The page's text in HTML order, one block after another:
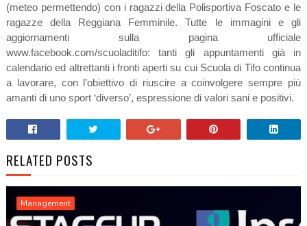
(meteo permettendo) con i ragazzi della Polisportiva Foscato e le
ragazze della Reggiana Femminile. Tutte le immagini e gli
aggiornamenti sulla pagina ufficiale
www.facebook.com/scuoladitifo: tanti gli appuntamenti già in
calendario ed altrettanti i fronti aperti su cui Scuola di Tifo continua
a lavorare, con l’obiettivo di riuscire a coinvolgere sempre più
amanti di uno sport ‘diverso’, espressione di valori sani e positivi.
RELATED POSTS
Management